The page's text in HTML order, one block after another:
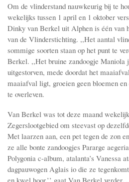
Om de vlinderstand nauwkeurig bij te
wekelijks tussen 1 april en 1 oktober
Dinky van Berkel uit Alphen is één van
van de Vlinderstichting. ,,Het aantal
sommige soorten staan op het punt te
Berkel. ,,Het bruine zandoogje
uitgestorven, mede doordat het
maaiafval ligt, groeien geen bloemen
te overleven.
Van Berkel was tot deze maand
Zegerslootgebied om steevast op
Met laarzen aan, een pet tegen de zon
ze alle bonte zandoogjes Pararge
Polygonia c-album, atalanta’s Vanessa
dagpauwogen Aglais io die ze
en kwel hoor,’’ gaat Van Berkel